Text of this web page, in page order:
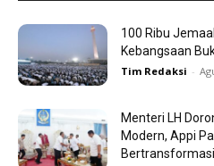
100 Ribu
Kebangsaan
Tim Redaksi -
Menteri LH
Modern, Appi
Bertransformasi